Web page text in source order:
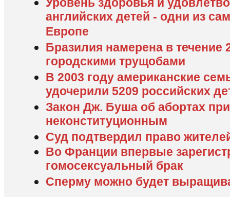
английских детей - одни из
Европе
Бразилия намерена в течение
городскими трущобами
В 2003 году американские
удочерили 5209 российских
Закон Дж. Буша об абортах
неконституционным
Суд подтвердил право
Во Франции впервые
гомосексуальный брак
Сперму можно будет